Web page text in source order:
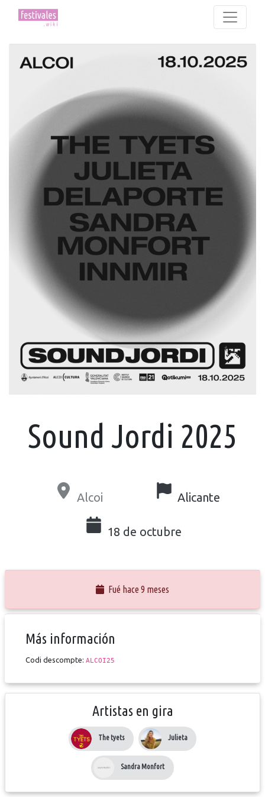
Sound Jordi 2025
Alcoi Alicante
18 de octubre
Fué hace 9 meses
Más información
Codi descompte: ALCOI25
Artistas en gira
The tyets Julieta
Sandra Monfort